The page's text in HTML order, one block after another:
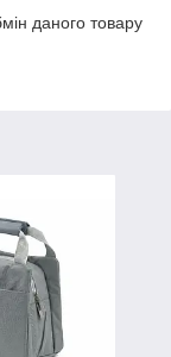
даного товару